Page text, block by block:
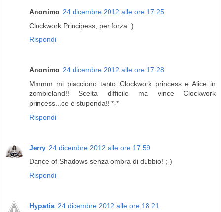
Anonimo 24 dicembre 2012 alle ore 17:25
Clockwork Principess, per forza :)
Rispondi
Anonimo 24 dicembre 2012 alle ore 17:28
Mmmm mi piacciono tanto Clockwork princess e Alice in
zombieland!! Scelta difficile ma vince Clockwork
princess...ce è stupenda!! *-*
Rispondi
Jerry 24 dicembre 2012 alle ore 17:59
Dance of Shadows senza ombra di dubbio! ;-)
Rispondi
Hypatia 24 dicembre 2012 alle ore 18:21